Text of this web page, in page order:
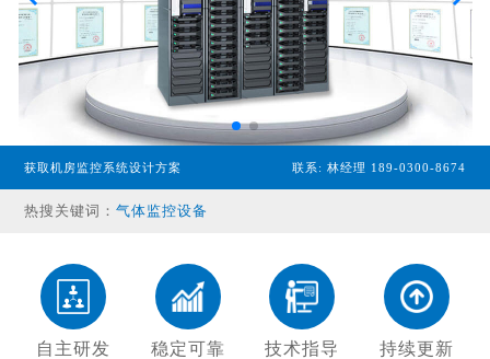
获取机房监控系统设计方案 联系: 林经理 189-0300-8674
热搜关键词：
专业型主机
经济型主机
漏水检测设备
温湿度传感器
气体监控设备
自主研发 稳定可靠 技术指导 持续更新